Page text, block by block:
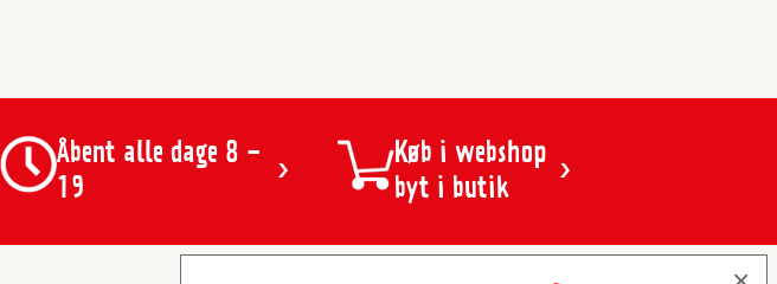
Åbent alle dage 8 -
19
Køb i webshop
byt i butik